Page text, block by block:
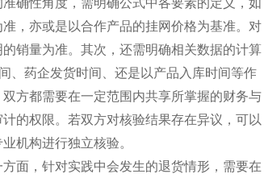
确性角度，需明确公式中各要素的定义，如
，亦或是以合作产品的挂网价格为基准。对
销量为准。其次，还需明确相关数据的计算
、药企发货时间、还是以产品入库时间等作
方都需要在一定范围内共享所掌握的财务与
的权限。若双方对核验结果存在异议，可以
机构进行独立核验。
面，针对实践中会发生的退货情形，需要在